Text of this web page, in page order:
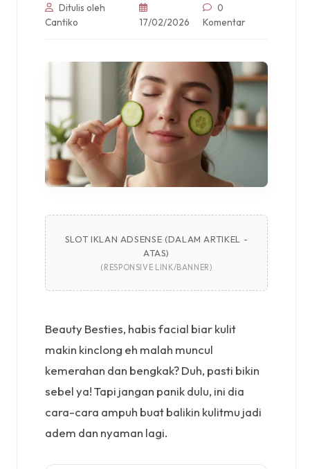
Ditulis oleh
Cantiko
17/02/2026
0
Komentar
SLOT IKLAN ADSENSE (DALAM ARTIKEL -
ATAS)
(RESPONSIVE LINK/BANNER)
Beauty Besties, habis facial biar kulit
makin kinclong eh malah muncul
kemerahan dan bengkak? Duh, pasti bikin
sebel ya! Tapi jangan panik dulu, ini dia
cara-cara ampuh buat balikin kulitmu jadi
adem dan nyaman lagi.